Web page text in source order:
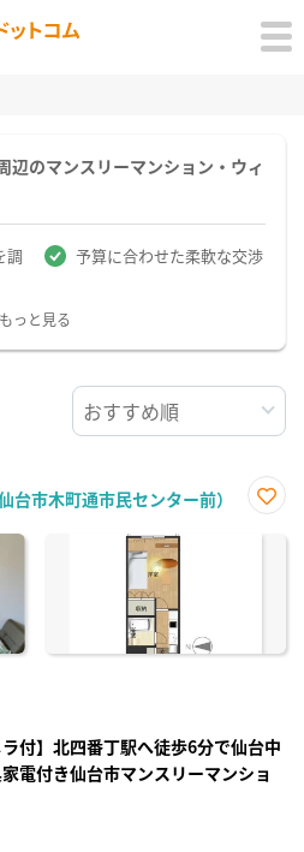
辺のマンスリーマンション・ウィ
調
予算に合わせた柔軟な交渉
もっと見る
台市木町通市民センター前）
に入
付】北四番丁駅へ徒歩6分で仙台中
電付き仙台市マンスリーマンショ